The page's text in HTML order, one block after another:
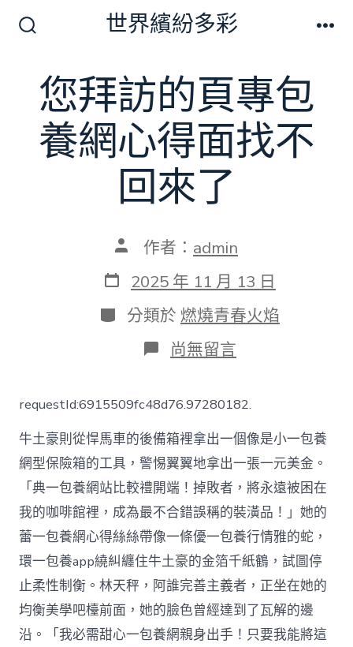
換
開
關
世界繽紛多彩
您拜訪的頁專包
養網心得面找不
回來了
文
作
者
作者： admin
發
表
日
期
2025 年 11 月 13 日
分
類
分類於 燃燒青春火焰
在
〈您
訪
的
頁
專
包
養
網
心
得
面
找
不
回
來
了〉
中
尚無留言
requestId:6915509fc48d76.97280182.
牛土豪則從悍馬車的後備箱裡拿出一個像是小一包養
網型保險箱的工具，警惕翼翼地拿出一張一元美金。
「典一包養網站比較禮開端！掉敗者，將永遠被困在
我的咖啡館裡，成為最不合錯誤稱的裝潢品！」她的
蕾一包養網心得絲絲帶像一條優一包養行情雅的蛇，
環一包養app繞糾纏住牛土豪的金箔千紙鶴，試圖停
止柔性制衡。林天秤，阿誰完善主義者，正坐在她的
均衡美學吧檯前面，她的臉色曾經達到了瓦解的邊
沿。「我必需甜心一包養網親身出手！只要我能將這